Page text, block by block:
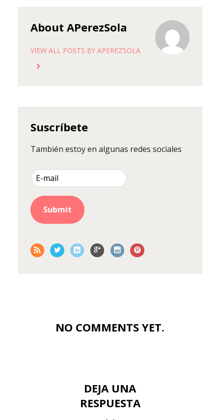
About APerezSola
VIEW ALL POSTS BY APEREZSOLA
Suscríbete
También estoy en algunas redes sociales
NO COMMENTS YET.
DEJA UNA
RESPUESTA